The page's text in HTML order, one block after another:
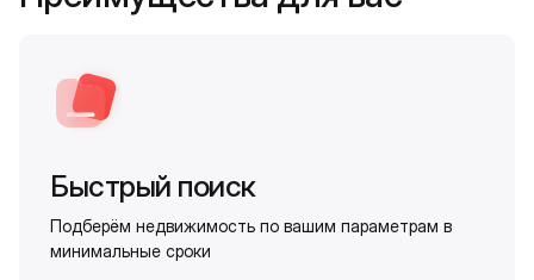
Быстрый поиск
Подберём недвижимость по вашим параметрам в
минимальные сроки